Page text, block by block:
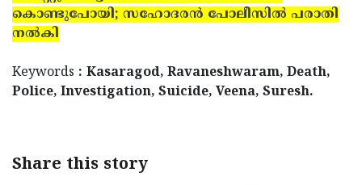
കൊണ്ടുപോയി; സഹോദരന്‍ പോലീസില്‍ പരാതി
നല്‍കി
Keywords : Kasaragod, Ravaneshwaram, Death,
Police, Investigation, Suicide, Veena, Suresh.
Share this story